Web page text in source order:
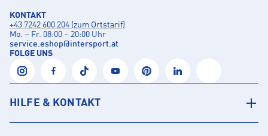
KONTAKT
+43 7242 600 204 (zum Ortstarif)
Mo. – Fr. 08:00 – 20:00 Uhr
service.eshop@intersport.at
FOLGE UNS
HILFE & KONTAKT